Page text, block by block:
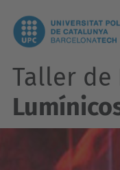
Taller de